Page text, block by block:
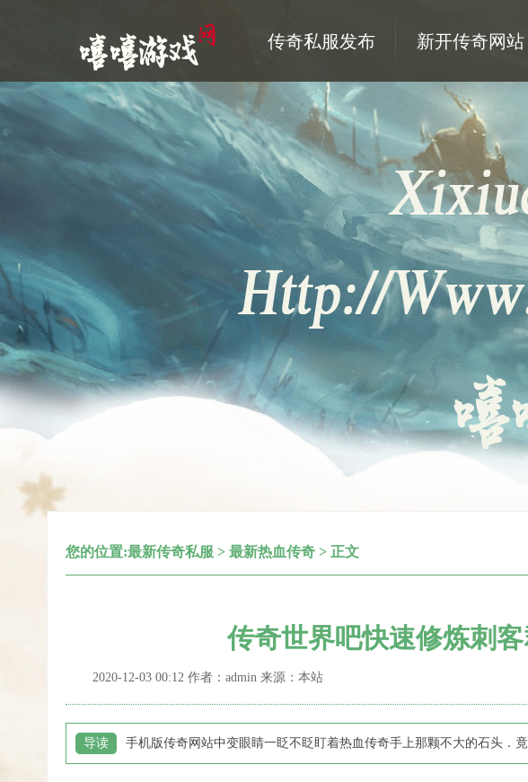
传奇私服发布 新开传奇网站
您的位置:最新传奇私服 > 最新热血传奇 > 正文
传奇世界吧快速修炼刺
2020-12-03 00:12 作者：admin 来源：本站
导读 手机版传奇网站中变眼睛一眨不眨盯着热血传奇手上那颗不大的石头．